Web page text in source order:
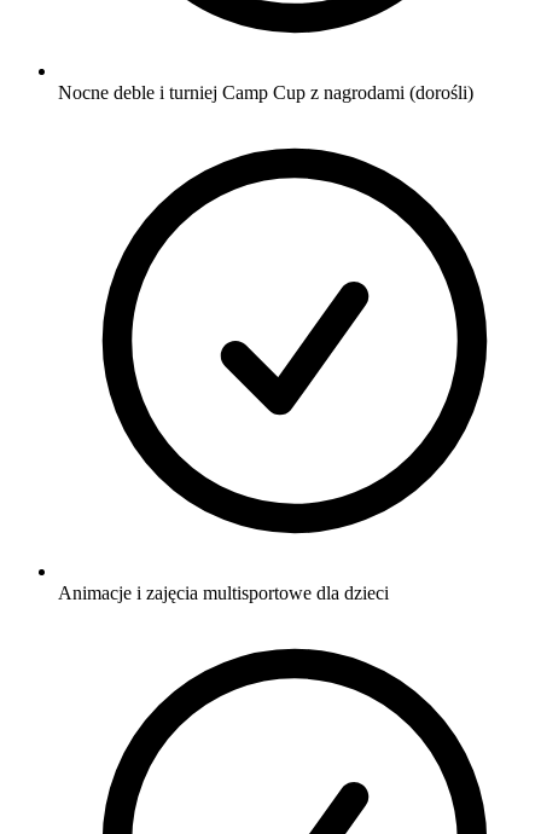
Nocne deble i turniej Camp Cup z nagrodami (dorośli)
Animacje i zajęcia multisportowe dla dzieci